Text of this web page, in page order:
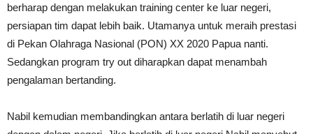
berharap dengan melakukan training center ke luar negeri,
persiapan tim dapat lebih baik. Utamanya untuk meraih prestasi
di Pekan Olahraga Nasional (PON) XX 2020 Papua nanti.
Sedangkan program try out diharapkan dapat menambah
pengalaman bertanding.
Nabil kemudian membandingkan antara berlatih di luar negeri